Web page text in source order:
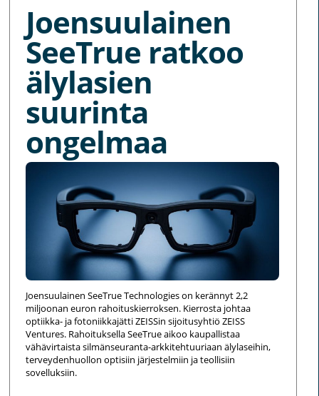
Joensuulainen
SeeTrue ratkoo
älylasien
suurinta
ongelmaa
Joensuulainen SeeTrue Technologies on kerännyt 2,2
miljoonan euron rahoituskierroksen. Kierrosta johtaa
optiikka- ja fotoniikkajätti ZEISSin sijoitusyhtiö ZEISS
Ventures. Rahoituksella SeeTrue aikoo kaupallistaa
vähävirtaista silmänseuranta-arkkitehtuuriaan älylaseihin,
terveydenhuollon optisiin järjestelmiin ja teollisiin
sovelluksiin.